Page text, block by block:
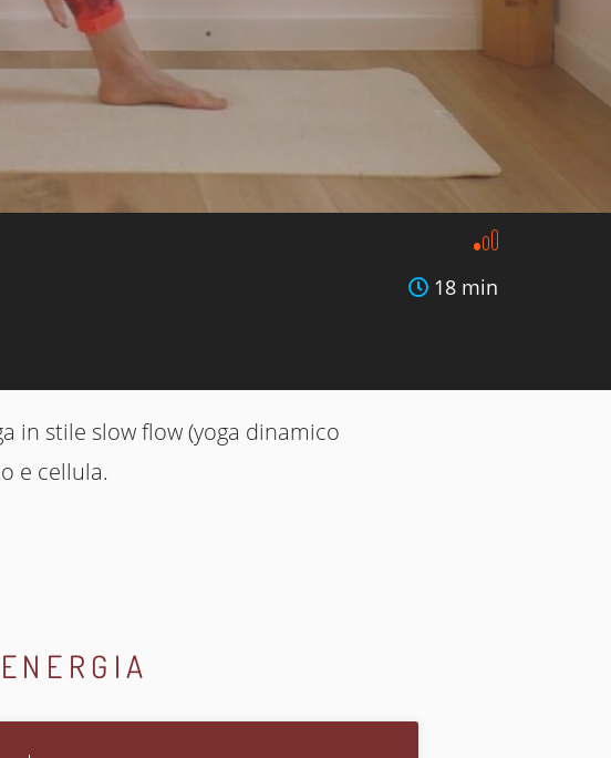
18 min
in stile slow flow (yoga dinamico
e cellula.